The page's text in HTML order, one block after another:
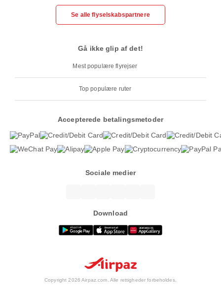
Se alle flyselskabspartnere
Gå ikke glip af det!
Mest populære flyrejser
Top populære ruter
Accepterede betalingsmetoder
Sociale medier
Download
Copyright 2026 Airpaz.com. Alle rettigheder forbeholdes.